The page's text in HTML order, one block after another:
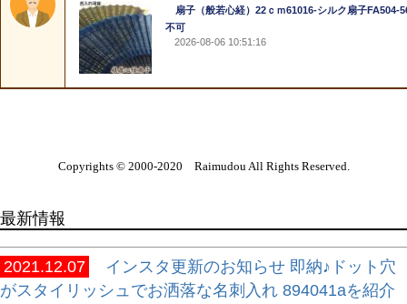
Copyrights © 2000-2020 Raimudou All Rights Reserved.
最新情報
2021.12.07
インスタ更新のお知らせ 即納♪ドット穴
がスタイリッシュでお洒落な名刺入れ 894041aを紹介